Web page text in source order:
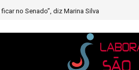
provocando secas de rios